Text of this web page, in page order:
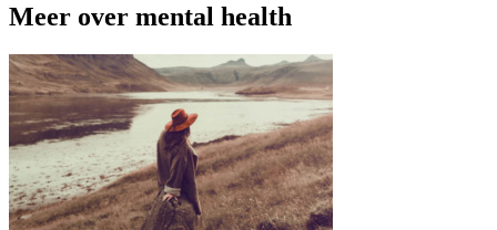
Meer over mental health